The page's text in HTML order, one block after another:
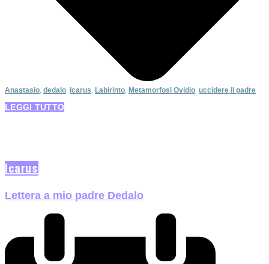
Anastasio dedalo Icarus Labirinto Metamorfosi Ovidio uccidere il padre
LEGGI TUTTO
Icarus
Lettera a mio padre Dedalo